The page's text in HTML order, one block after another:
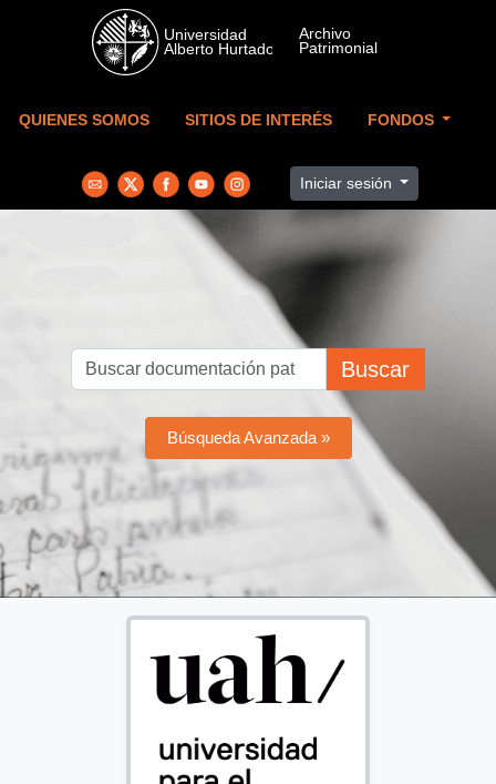
Skip to main content
QUIENES SOMOS SITIOS DE INTERÉS FONDOS
Iniciar sesión
Buscar
Búsqueda Avanzada »